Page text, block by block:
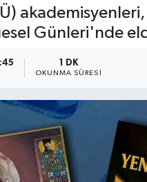
Günleri'nde
1 DK
OKUNMA SÜRESI